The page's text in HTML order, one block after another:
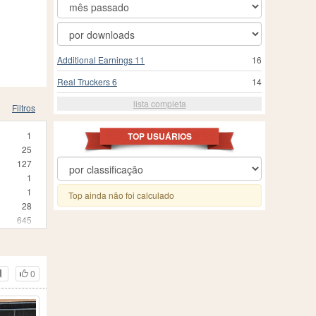
Filtros
1
25
127
1
1
28
645
1
5
1
0
16
Additional Earnings 11
14
Real Truckers 6
lista completa
TOP USUÁRIOS
Top ainda não foi calculado